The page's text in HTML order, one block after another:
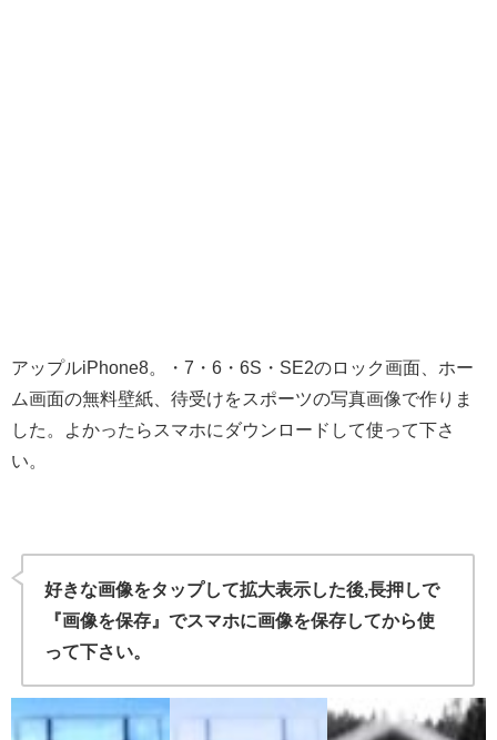
アップルiPhone8。・7・6・6S・SE2のロック画面、ホー
ム画面の無料壁紙、待受けをスポーツの写真画像で作りま
した。よかったらスマホにダウンロードして使って下さ
い。
好きな画像をタップして拡大表示した後,長押しで
『画像を保存』でスマホに画像を保存してから使
って下さい。